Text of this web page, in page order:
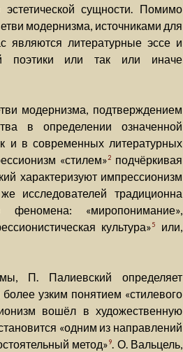
сущности. Помимо
модернизма, источниками для
являются литературные эссе и
поэтики или так или иначе
модернизма, подтверждением
в определении означенной
и в современных литературных
«стилем»2
подчёркивая
характеризуют импрессионизм
исследователей традиционна
феномена: «миропонимание»,
культура»5
или,
П. Палиевский определяет
узким понятием «стилевого
вошёл в художественную
«одним из направлений
метод»9. О. Вальцель,